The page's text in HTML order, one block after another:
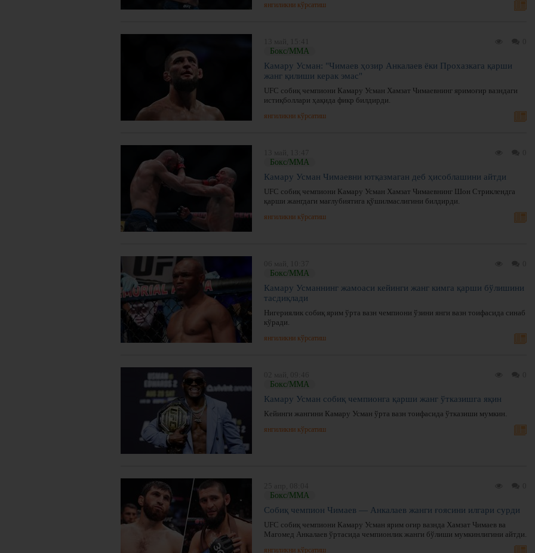
янгиликни кўрсатиш
Бокс/ММА
Камару Усман: "Чимаев ҳозир Анкалаев ёки Прохазкага қарши
жанг қилиши керак эмас"
UFC собиқ чемпиони Камару Усман Хамзат Чимаевнинг яримоғир вазндаги
истиқболлари ҳақида фикр билдирди.
янгиликни кўрсатиш
Бокс/ММА
Камару Усман Чимаевни ютқазмаган деб ҳисоблашини айтди
UFC собиқ чемпиони Камару Усман Хамзат Чимаевнинг Шон Стриклендга
қарши жангдаги мағлубиятига қўшилмаслигини билдирди.
янгиликни кўрсатиш
Бокс/ММА
Камару Усманнинг жамоаси кейинги жанг кимга қарши бўлишини
тасдиқлади
Нигериялик собиқ ярим ўрта вазн чемпиони ўзини янги вазн тоифасида синаб
кўради.
янгиликни кўрсатиш
Бокс/ММА
Камару Усман собиқ чемпионга қарши жанг ўтказишга яқин
Кейинги жангини Камару Усман ўрта вазн тоифасида ўтказиши мумкин.
янгиликни кўрсатиш
Бокс/ММА
Собиқ чемпион Чимаев — Анкалаев жанги ғоясини илгари сурди
UFC собиқ чемпиони Камару Усман ярим оғир вазнда Хамзат Чимаев ва
Магомед Анкалаев ўртасида чемпионлик жанги бўлиши мумкинлигини айтди.
янгиликни кўрсатиш